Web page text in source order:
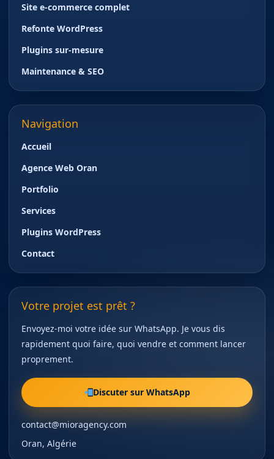
Site e-commerce complet
Refonte WordPress
Plugins sur-mesure
Maintenance & SEO
Navigation
Accueil
Agence Web Oran
Portfolio
Services
Plugins WordPress
Contact
Votre projet est prêt ?
Envoyez-moi votre idée sur WhatsApp. Je vous dis
rapidement quoi faire, quoi vendre et comment lancer
proprement.
Discuter sur WhatsApp
contact@mioragency.com
Oran, Algérie